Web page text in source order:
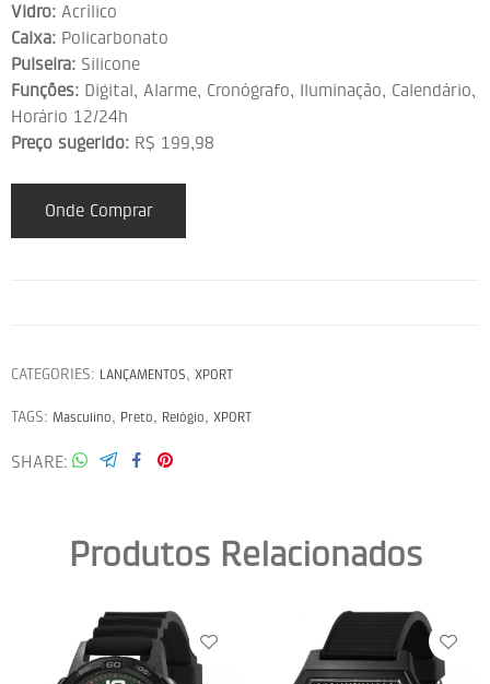
Vidro: Acrílico
Caixa: Policarbonato
Pulseira: Silicone
Funções: Digital, Alarme, Cronógrafo, Iluminação, Calendário,
Horário 12/24h
Preço sugerido: R$ 199,98
Onde Comprar
CATEGORIES: LANÇAMENTOS, XPORT
TAGS: Masculino, Preto, Relógio, XPORT
SHARE
Produtos Relacionados